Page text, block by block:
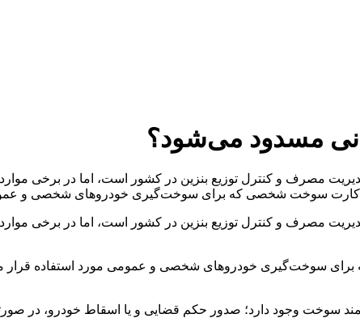
مسدود می‌شود؟
مصرف و کنترل توزیع بنزین در کشور است، اما در برخی
کارت سوخت شخصی که برای سوخت‌گیری خودروهای شخصی و
مصرف و کنترل توزیع بنزین در کشور است، اما در برخی
سوخت‌گیری خودروهای شخصی و عمومی مورد استفاده قرار
سوخت وجود دارد؛ صدور حکم قضایی و یا اسقاط خودرو، در